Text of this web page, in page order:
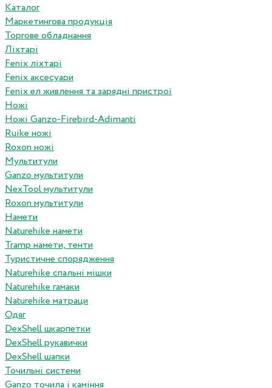
Каталог
Маркетингова продукція
Торгове обладнання
Ліхтарі
Fenix ліхтарі
Fenix аксесуари
Fenix ел живлення та зарядні пристрої
Ножі
Ножі Ganzo-Firebird-Adimanti
Ruike ножі
Roxon ножi
Мультитули
Ganzo мультитули
NexTool мультитули
Roxon мультитули
Намети
Naturehike намети
Tramp намети, тенти
Туристичне спорядження
Naturehike спальні мішки
Naturehike гамаки
Naturehike матраци
Одяг
DexShell шкарпетки
DexShell рукавички
DexShell шапки
Точильні системи
Ganzo точила і каміння